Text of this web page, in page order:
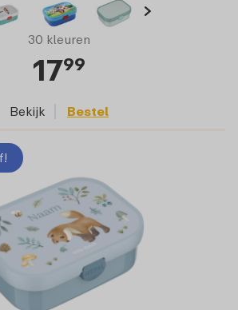
30 kleuren
1799
Bekijk Bestel